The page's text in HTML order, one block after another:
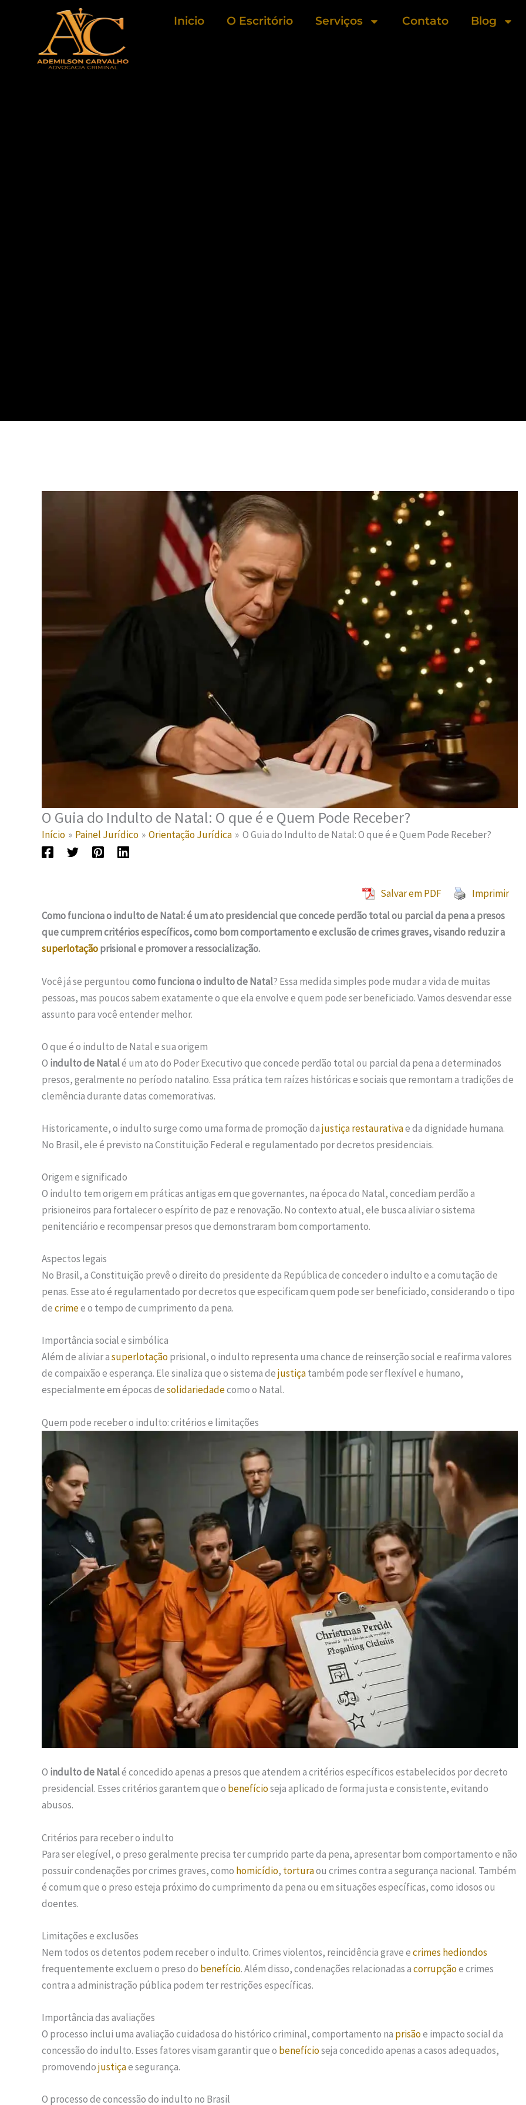
conteúdo
Inicio O Escritório Serviços Contato Blog
O Guia do Indulto de Natal: O que é e Quem Pode Receber?
Início Painel Jurídico Orientação Jurídica O Guia do Indulto de Natal: O que é e Quem Pode Receber?
Salvar em PDF
Imprimir
Como funciona o indulto de Natal: é um ato presidencial que concede perdão total ou parcial da pena a presos
que cumprem critérios específicos, como bom comportamento e exclusão de crimes graves, visando reduzir a
superlotaçãoprisional e promover a ressocialização.
Você já se perguntou como funciona o indulto de Natal? Essa medida simples pode mudar a vida de muitas
pessoas, mas poucos sabem exatamente o que ela envolve e quem pode ser beneficiado. Vamos desvendar esse
assunto para você entender melhor.
O que é o indulto de Natal e sua origem
O indulto de Natalé um ato do Poder Executivo que concede perdão total ou parcial da pena a determinados
presos, geralmente no período natalino. Essa prática tem raízes históricas e sociais que remontam a tradições de
clemência durante datas comemorativas.
Historicamente, o indulto surge como uma forma de promoção dajustiça restaurativae da dignidade humana.
No Brasil, ele é previsto na Constituição Federal e regulamentado por decretos presidenciais.
Origem e significado
O indulto tem origem em práticas antigas em que governantes, na época do Natal, concediam perdão a
prisioneiros para fortalecer o espírito de paz e renovação. No contexto atual, ele busca aliviar o sistema
penitenciário e recompensar presos que demonstraram bom comportamento.
Aspectos legais
No Brasil, a Constituição prevê o direito do presidente da República de conceder o indulto e a comutação de
penas. Esse ato é regulamentado por decretos que especificam quem pode ser beneficiado, considerando o tipo
decrimee o tempo de cumprimento da pena.
Importância social e simbólica
Além de aliviar asuperlotaçãoprisional, o indulto representa uma chance de reinserção social e reafirma valores
de compaixão e esperança. Ele sinaliza que o sistema dejustiçatambém pode ser flexível e humano,
especialmente em épocas desolidariedadecomo o Natal.
Quem pode receber o indulto: critérios e limitações
O indulto de Natalé concedido apenas a presos que atendem a critérios específicos estabelecidos por decreto
presidencial. Esses critérios garantem que o benefícioseja aplicado de forma justa e consistente, evitando
abusos.
Critérios para receber o indulto
Para ser elegível, o preso geralmente precisa ter cumprido parte da pena, apresentar bom comportamento e não
possuir condenações por crimes graves, como homicídio, torturaou crimes contra a segurança nacional. Também
é comum que o preso esteja próximo do cumprimento da pena ou em situações específicas, como idosos ou
doentes.
Limitações e exclusões
Nem todos os detentos podem receber o indulto. Crimes violentos, reincidência grave ecrimes hediondos
frequentemente excluem o preso do benefício. Além disso, condenações relacionadas acorrupçãoe crimes
contra a administração pública podem ter restrições específicas.
Importância das avaliações
O processo inclui uma avaliação cuidadosa do histórico criminal, comportamento na prisãoe impacto social da
concessão do indulto. Esses fatores visam garantir que o benefícioseja concedido apenas a casos adequados,
promovendojustiçae segurança.
O processo de concessão do indulto no Brasil